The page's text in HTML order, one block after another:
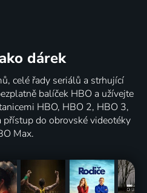
dárek
celé řady seriálů a strhující
balíček HBO a užívejte
HBO, HBO 2, HBO 3,
přístup do obrovské videotéky
Max.